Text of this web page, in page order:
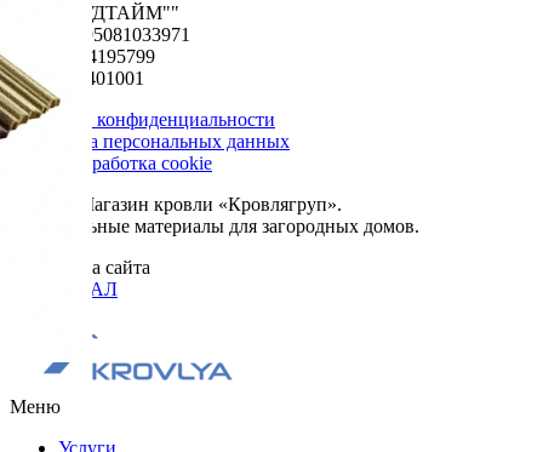
ООО "ФУДТАЙМ""
ОГРН 1195081033971
ИНН 5024195799
КПП 502401001
Политика конфиденциальности
Обработка персональных данных
Сбор и обработка cookie
© 2026. Магазин кровли «Кровлягруп».
Строительные материалы для загородных домов.
Разработка сайта
ОРИГИНАЛ
Меню
Услуги